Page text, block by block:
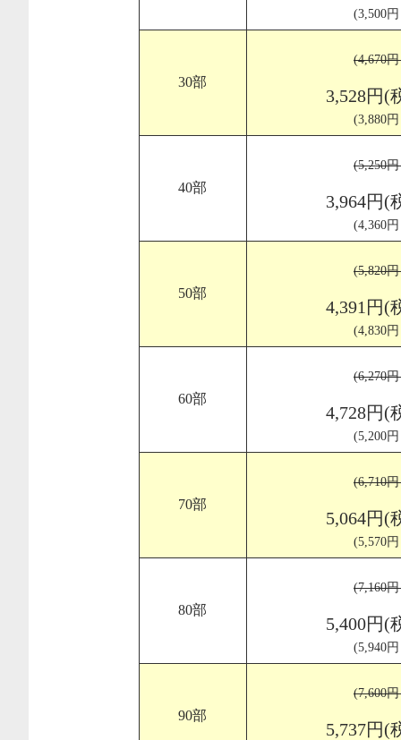
(3,500
30部
(4,670
3,528円(
(3,880
40部
(5,250
3,964円(
(4,360
50部
(5,820
4,391円(
(4,830
60部
(6,270
4,728円(
(5,200
70部
(6,710
5,064円(
(5,570
80部
(7,160
5,400円(
(5,940
90部
(7,600
5,737円(